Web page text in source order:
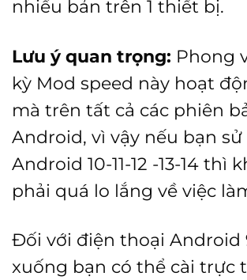
nhiều bản trên 1 thiết bị.
Lưu ý quan trọng: Phong
kỳ Mod speed này hoạt
mà trên tất cả các phiên
Android, vì vậy nếu bạn
Android 10-11-12 -13-14 thì
phải quá lo lắng về việc
Đối với điện thoại Android
xuống bạn có thể cài trực